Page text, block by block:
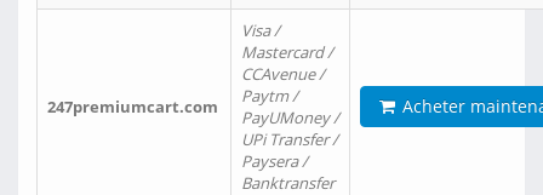
247premiumcart.com
Visa /
Mastercard /
CCAvenue /
Paytm /
PayUMoney /
UPi Transfer /
Paysera /
Banktransfer
Acheter